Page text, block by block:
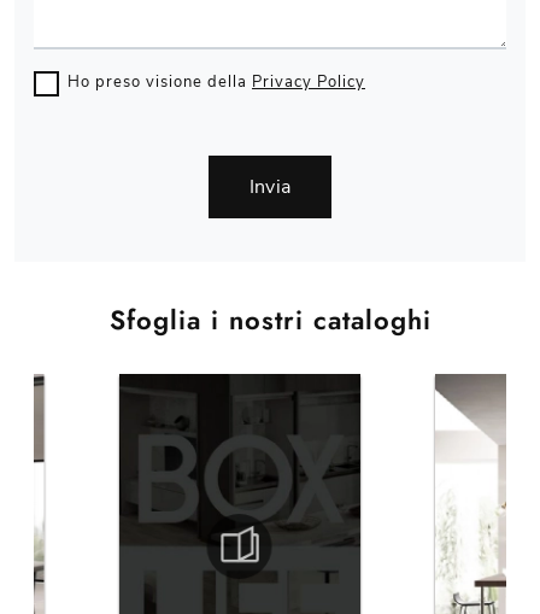
Sfoglia i nostri cataloghi
Ho preso visione della Privacy Policy
Invia